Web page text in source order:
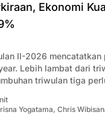
Ekonomi
II-2026 mencatatkan
Lebih lambat dari
triwulan tiga
Yogatama, Chris